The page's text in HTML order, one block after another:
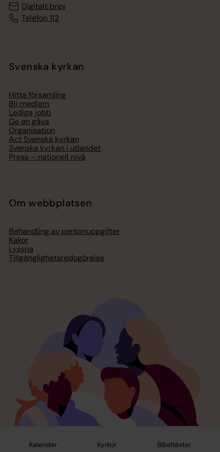
Kalender Kyrkor Bibeltexter
Digitalt brev
Telefon 112
Svenska kyrkan
Hitta församling
Bli medlem
Lediga jobb
Ge en gåva
Organisation
Act Svenska kyrkan
Svenska kyrkan i utlandet
Press – nationell nivå
Om webbplatsen
Behandling av personuppgifter
Kakor
Lyssna
Tillgänglighetsredogörelse